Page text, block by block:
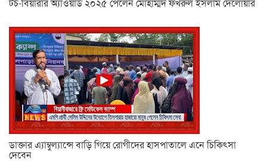
টর্চ-বিয়ারার অ্যাওয়ার্ড ২০২৫ পেলেন মোহাম্মদ ফখরুল ইসলাম দেলোয়ার
ডাক্তার এ্যাম্বুল্যান্সে বাড়ি গিয়ে রোগীদের হাসপাতালে এনে চিকিৎসা
দেবেন